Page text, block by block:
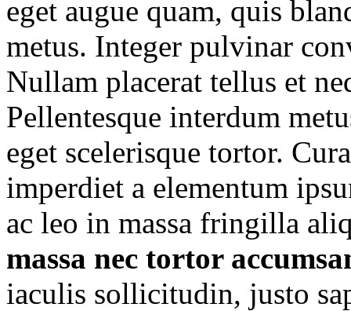
eget augue quam, quis
metus. Integer pulvinar
Nullam placerat tellus et
Pellentesque interdum
eget scelerisque tortor.
imperdiet a elementum
ac leo in massa fringilla
massa nec tortor
iaculis sollicitudin, justo